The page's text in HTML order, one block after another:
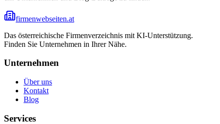
firmenwebseiten.at
Das österreichische Firmenverzeichnis mit KI-Unterstützung.
Finden Sie Unternehmen in Ihrer Nähe.
Unternehmen
Über uns
Kontakt
Blog
Services